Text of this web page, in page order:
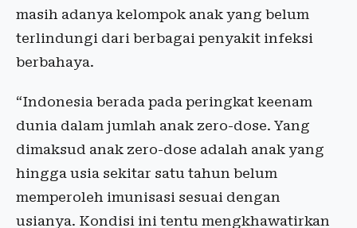
masih adanya kelompok anak yang belum
terlindungi dari berbagai penyakit infeksi
berbahaya.
“Indonesia berada pada peringkat keenam
dunia dalam jumlah anak zero-dose. Yang
dimaksud anak zero-dose adalah anak yang
hingga usia sekitar satu tahun belum
memperoleh imunisasi sesuai dengan
usianya. Kondisi ini tentu mengkhawatirkan